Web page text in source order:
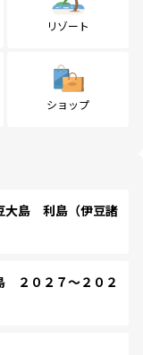
リゾート
ショップ
島 利島（伊豆諸
２０２７～２０２